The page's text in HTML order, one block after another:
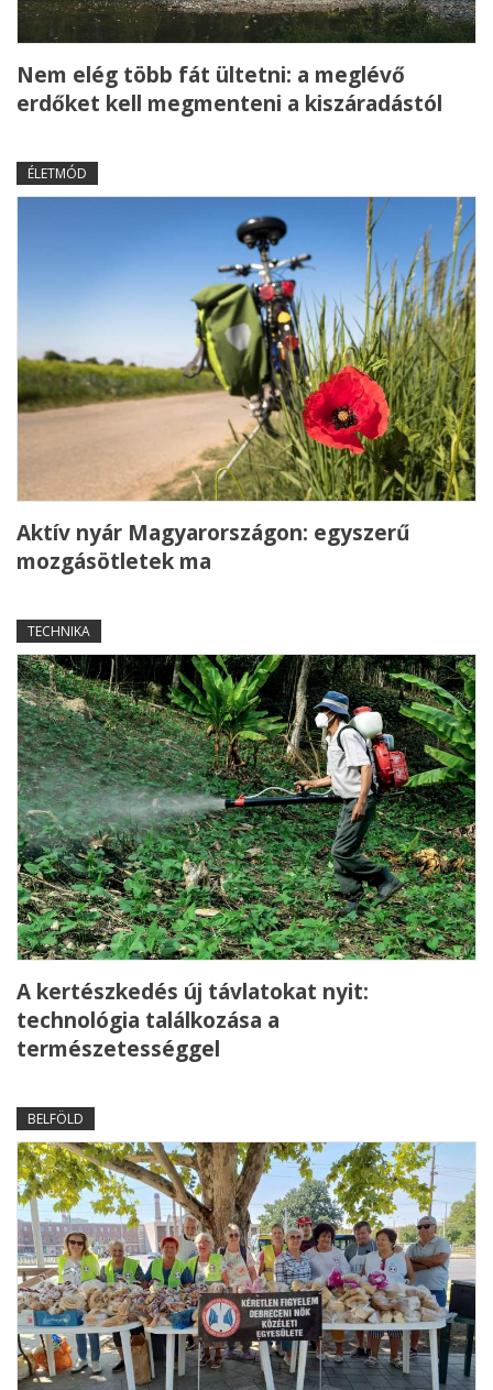
Nem elég több fát ültetni: a meglévő
erdőket kell megmenteni a kiszáradástól
ÉLETMÓD
Aktív nyár Magyarországon: egyszerű
mozgásötletek ma
TECHNIKA
A kertészkedés új távlatokat nyit:
technológia találkozása a
természetességgel
BELFÖLD